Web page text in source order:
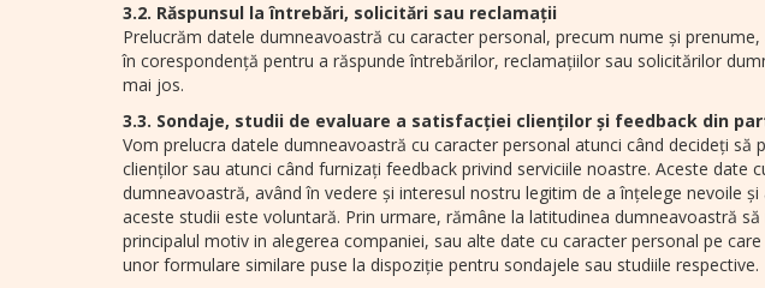
3.2. Răspunsul la întrebări, solicitări sau reclamații
Prelucrăm datele dumneavoastră cu caracter personal, precum nume și
în corespondență pentru a răspunde întrebărilor, reclamațiilor sau solicitărilor
mai jos.
3.3. Sondaje, studii de evaluare a satisfacției clienților și feedback din
Vom prelucra datele dumneavoastră cu caracter personal atunci când decideți
clienților sau atunci când furnizați feedback privind serviciile noastre. Aceste
dumneavoastră, având în vedere și interesul nostru legitim de a înțelege nevoile
aceste studii este voluntară. Prin urmare, rămâne la latitudinea dumneavoastră
principalul motiv in alegerea companiei, sau alte date cu caracter personal pe
unor formulare similare puse la dispoziție pentru sondajele sau studiile respective.